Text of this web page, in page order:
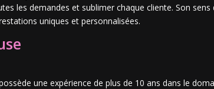
les demandes et sublimer chaque cliente. Son
uniques et personnalisées.
une expérience de plus de 10 ans dans le